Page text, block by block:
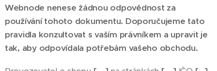
Webnode nenese žádnou odpovědnost za
používání tohoto dokumentu. Doporučujeme tato
pravidla konzultovat s vaším právníkem a upravit je
tak, aby odpovídala potřebám vašeho obchodu.